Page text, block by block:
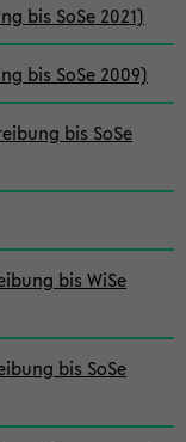
bis SoSe 2021)
bis SoSe 2009)
bis SoSe
bis WiSe
bis SoSe